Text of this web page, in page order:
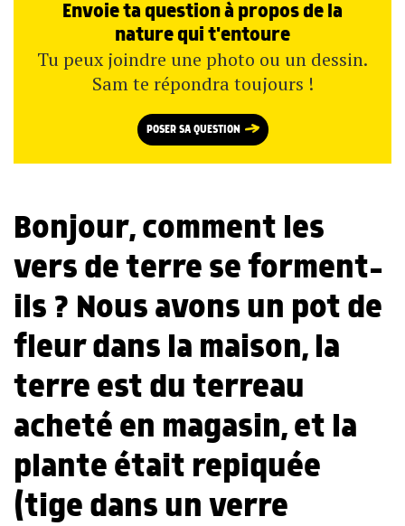
Envoie ta question à propos de la
nature qui t'entoure
Tu peux joindre une photo ou un dessin.
Sam te répondra toujours !
POSER SA QUESTION
Bonjour, comment les
vers de terre se forment-
ils ? Nous avons un pot de
fleur dans la maison, la
terre est du terreau
acheté en magasin, et la
plante était repiquée
(tige dans un verre